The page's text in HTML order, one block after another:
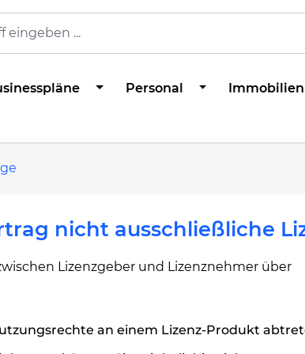
Personal Immobilien
nicht ausschließliche
Lizenzgeber und Lizenznehmer über
an einem Lizenz-Produkt